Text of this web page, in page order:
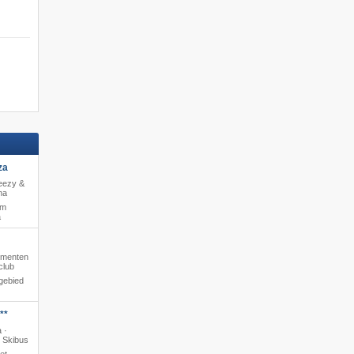
&
·
Skibus